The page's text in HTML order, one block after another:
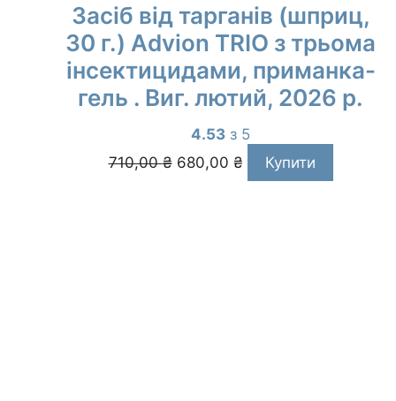
Засіб від тарганів (шприц,
30 г.) Advion TRIO з трьома
інсектицидами, приманка-
гель . Виг. лютий, 2026 р.
4.53 з 5
710,00₴
Оригінальна
ціна:
680,00 ₴
Поточна
ціна:
Купити